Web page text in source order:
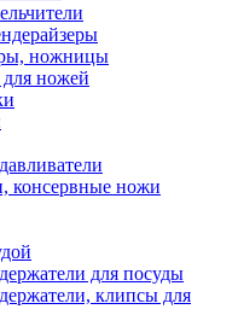
ножницы
ножей
консервные ножи
для посуды
клипсы для